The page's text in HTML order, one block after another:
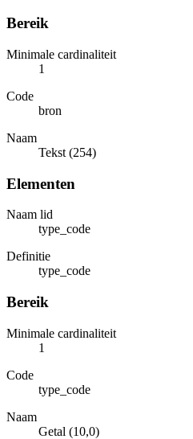
Bereik
Minimale cardinaliteit
1
Code
bron
Naam
Tekst (254)
Elementen
Naam lid
type_code
Definitie
type_code
Bereik
Minimale cardinaliteit
1
Code
type_code
Naam
Getal (10,0)